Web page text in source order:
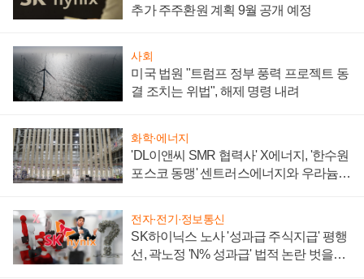
추가 주주환원 계획 9월 공개 예정
사회
미국 법원 "트럼프 정부 풍력 프로젝트 동
결 조치는 위법", 해제 명령 내려
화학·에너지
'DL이앤씨 SMR 협력사' X에너지, '한수원
포스코 동맹' 센트러스에너지와 우라늄
전자·전기·정보통신
SK하이닉스 노사 '성과급 주식지급' 평행
선, 곽노정 'N% 성과급' 법적 논란 벗을지